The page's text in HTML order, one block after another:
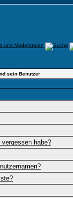
sein Benutzer
habe?